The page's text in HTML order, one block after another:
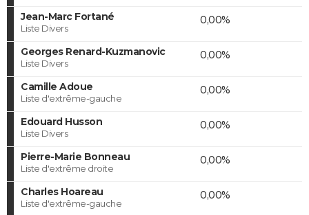
Jean-Marc Fortané
Liste Divers
0,00%
Georges Renard-Kuzmanovic
Liste Divers
0,00%
Camille Adoue
Liste d'extrême-gauche
0,00%
Edouard Husson
Liste Divers
0,00%
Pierre-Marie Bonneau
Liste d'extrême droite
0,00%
Charles Hoareau
Liste d'extrême-gauche
0,00%